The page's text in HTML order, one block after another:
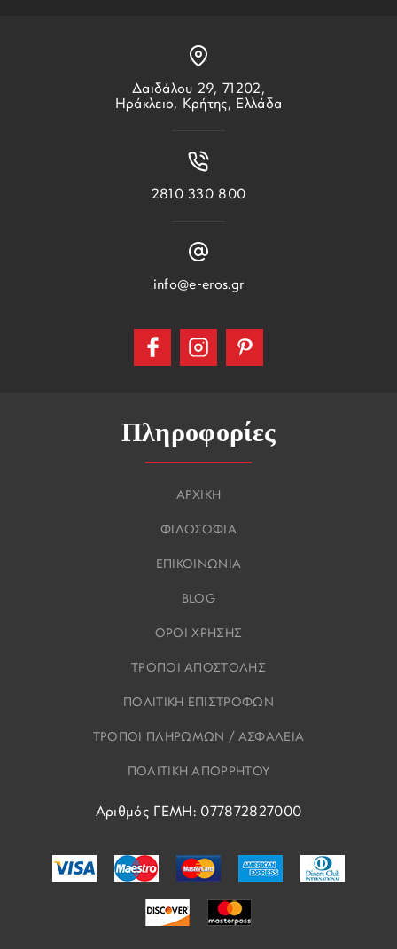
Πληροφορίες
ΑΡΧΙΚΗ
ΦΙΛΟΣΟΦΙΑ
ΕΠΙΚΟΙΝΩΝΙΑ
BLOG
ΟΡΟΙ ΧΡΗΣΗΣ
ΤΡΟΠΟΙ ΑΠΟΣΤΟΛΗΣ
ΠΟΛΙΤΙΚΗ ΕΠΙΣΤΡΟΦΩΝ
ΤΡΟΠΟΙ ΠΛΗΡΩΜΩΝ / ΑΣΦΑΛΕΙΑ
ΠΟΛΙΤΙΚΗ ΑΠΟΡΡΗΤΟΥ
Αριθμός ΓΕΜΗ: 077872827000
Δαιδάλου 29, 71202,
Ηράκλειο, Κρήτης, Ελλάδα
2810 330 800
info@e-eros.gr